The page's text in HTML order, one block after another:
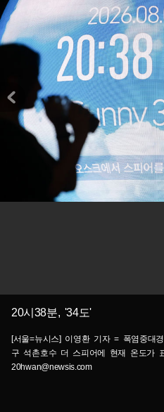
20시38분, '34도'
[서울=뉴시스] 이영환 기자 = 폭염중대
구 석촌호수 더 스피어에 현재 온도가
20hwan@newsis.com